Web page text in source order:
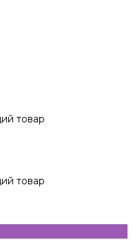
товар
товар